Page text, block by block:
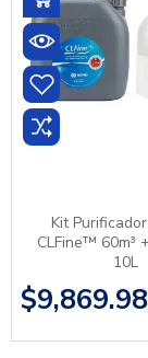
Kit
CLFine™ 60m³
10L